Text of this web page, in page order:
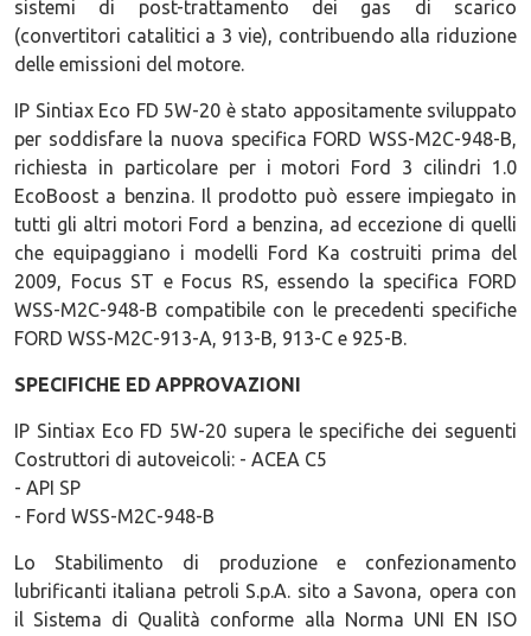
sistemi di post-trattamento dei gas di scarico
(convertitori catalitici a 3 vie), contribuendo alla riduzione
delle emissioni del motore.
IP Sintiax Eco FD 5W-20 è stato appositamente sviluppato
per soddisfare la nuova specifica FORD WSS-M2C-948-B,
richiesta in particolare per i motori Ford 3 cilindri 1.0
EcoBoost a benzina. Il prodotto può essere impiegato in
tutti gli altri motori Ford a benzina, ad eccezione di quelli
che equipaggiano i modelli Ford Ka costruiti prima del
2009, Focus ST e Focus RS, essendo la specifica FORD
WSS-M2C-948-B compatibile con le precedenti specifiche
FORD WSS-M2C-913-A, 913-B, 913-C e 925-B.
SPECIFICHE ED APPROVAZIONI
IP Sintiax Eco FD 5W-20 supera le specifiche dei seguenti
Costruttori di autoveicoli: - ACEA C5
- API SP
- Ford WSS-M2C-948-B
Lo Stabilimento di produzione e confezionamento
lubrificanti italiana petroli S.p.A. sito a Savona, opera con
il Sistema di Qualità conforme alla Norma UNI EN ISO